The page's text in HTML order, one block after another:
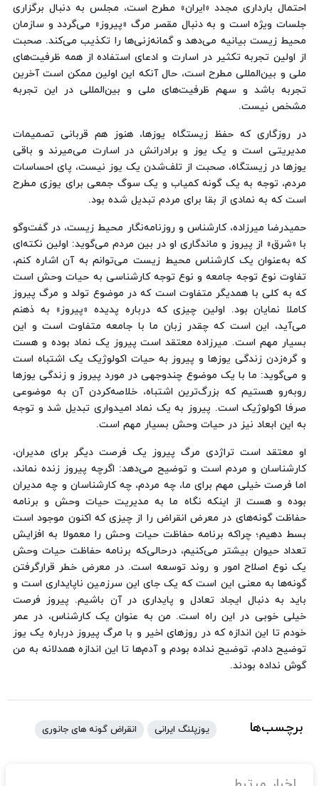
احتمال بارداری مجدد «ایران» مطرح است، مجلس به دنبال برگزاری
جلسات ویژه است و به دنبال مقصر مرگ «پیروز» می‌گردد و سازمان
محیط زیست بیانیه می‌دهد و گمانه‌زنی‌ها را تکذیب می‌کند. صحبت
از اولین تجربه تکثیر در اسارت و ادعای استفاده از همه ظرفیت‌های
ملی و بین‌المللی مطرح است، حال آنکه این اولین ممکن است آخرین
تجربه باشد و سهم ظرفیت‌های ملی و بین‌المللی در این تجربه
مشخص نیست.
در روزگاری که حفظ زیستگاه یوزها، هنوز هم قربانی تصمیمات
مدیریتی است و یک یوز و برادرانش در اسارت می‌میرند و باقی
یوزها در زیستگاه، صحبت از تلف‌شدن یک یوز نیست، پای احساسات
مردم، توجه به یک گونه کمیاب و یک سوگ جمعی برای یوزی مطرح
است که به نمادی از بقا برای مردم تبدیل شده بود.
حمیدرضا میرزاده، کارشناس و روزنامه‌نگار محیط زیست، در گفت‌وگو
با «شرق» از پیروز و ماندگاری او در بین مردم می‌گوید: اولین نکته‌ای
که به‌عنوان یک کارشناس محیط زیست می‌توانم به آن اشاره کنم،
تفاوت نوع توجه جامعه و نوع توجه کارشناسی به حیات وحش است
که به کلی با همدیگر متفاوت است که در موضوع تولد و مرگ پیروز
کاملا نمایان بود. اولین چیزی که درباره پدیده «پیروز» به ذهنم
می‌آید، این است که چقدر زبان ما با جامعه متفاوت است و این
بسیار مهم است. میرزاده معتقد است پیروز یک نماد بوده و هست
و گره‌زدن زندگی یوزها و پیروز به حیات اکولوژیک یک اشتباه است
و می‌گوید: ما با یک موضوع چندوجهی در مورد پیروز و زندگی یوزها
روبه‌رو هستیم که بزرگ‌ترین اشتباه، خلاصه‌کردن آن به موضوعی
صرفا اکولوژیک است. پیروز به یک نماد امیدواری تبدیل شد و توجه
به این ابعاد نیز در حیات وحش بسیار مهم است.
او معتقد است تراژدی مرگ پیروز یک فرصت دیگر برای مدیران،
کارشناسان و مردم است و توضیح می‌دهد: اگرچه پیروز زنده نماند،
اما فرصت خیلی مهم برای ما، چه مردم، چه کارشناسان و چه مدیران
بوده و هست از اینکه نگاه ما به مدیریت حیات وحش و برنامه
حفاظت گونه‌های در معرض انقراض را از چیزی که اکنون موجود است
بسط دهیم؛ چراکه برنامه حفاظت حیات وحش را معمولا به افزایش
تعداد حیوان بیشتر می‌کنیم، درحالی‌که برنامه حفاظت حیات وحش
یک نوع اصلاح امور و روند توسعه است. در معرض خطر قرارگرفتن
گونه‌ها به معنی این است که یک جای این سرزمین ناپایداری است و
باید به دنبال ایجاد تعادل و پایداری در آن باشیم. پیروز فرصت
خیلی خوبی در این راه است. من به عنوان یک کارشناس، در عمر
خودم تا این اندازه که در روزهای اخیر و با مرگ پیروز درباره یک یوز
توضیح دادم، توضیح نداده بودم و آدم‌ها تا این اندازه همدلانه به من
گوش نداده بودند.
برچسب‌ها یوزپلنگ ایرانی انقراض گونه های جانوری